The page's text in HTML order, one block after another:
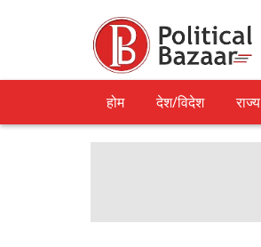
होम देश/विदेश राज्य